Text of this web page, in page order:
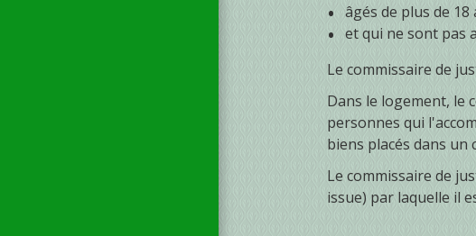
âgés de plus de 18
et qui ne sont pas
Le commissaire de
Dans le logement, le
personnes qui
biens placés dans
Le commissaire de
issue) par laquelle il